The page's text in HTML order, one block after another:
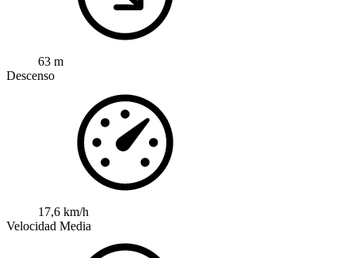
63 m
Descenso
17,6 km/h
Velocidad Media